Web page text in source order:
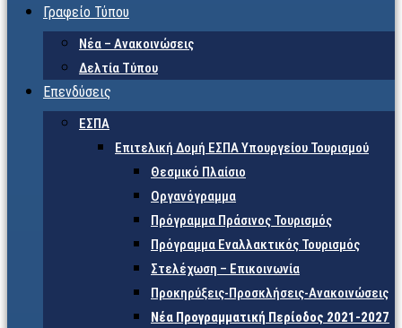
Γραφείο Τύπου
Νέα – Ανακοινώσεις
Δελτία Τύπου
Επενδύσεις
ΕΣΠΑ
Επιτελική Δομή ΕΣΠΑ Υπουργείου Τουρισμού
Θεσμικό Πλαίσιο
Οργανόγραμμα
Πρόγραμμα Πράσινος Τουρισμός
Πρόγραμμα Εναλλακτικός Τουρισμός
Στελέχωση – Επικοινωνία
Προκηρύξεις-Προσκλήσεις-Ανακοινώσεις
Νέα Προγραμματική Περίοδος 2021-2027